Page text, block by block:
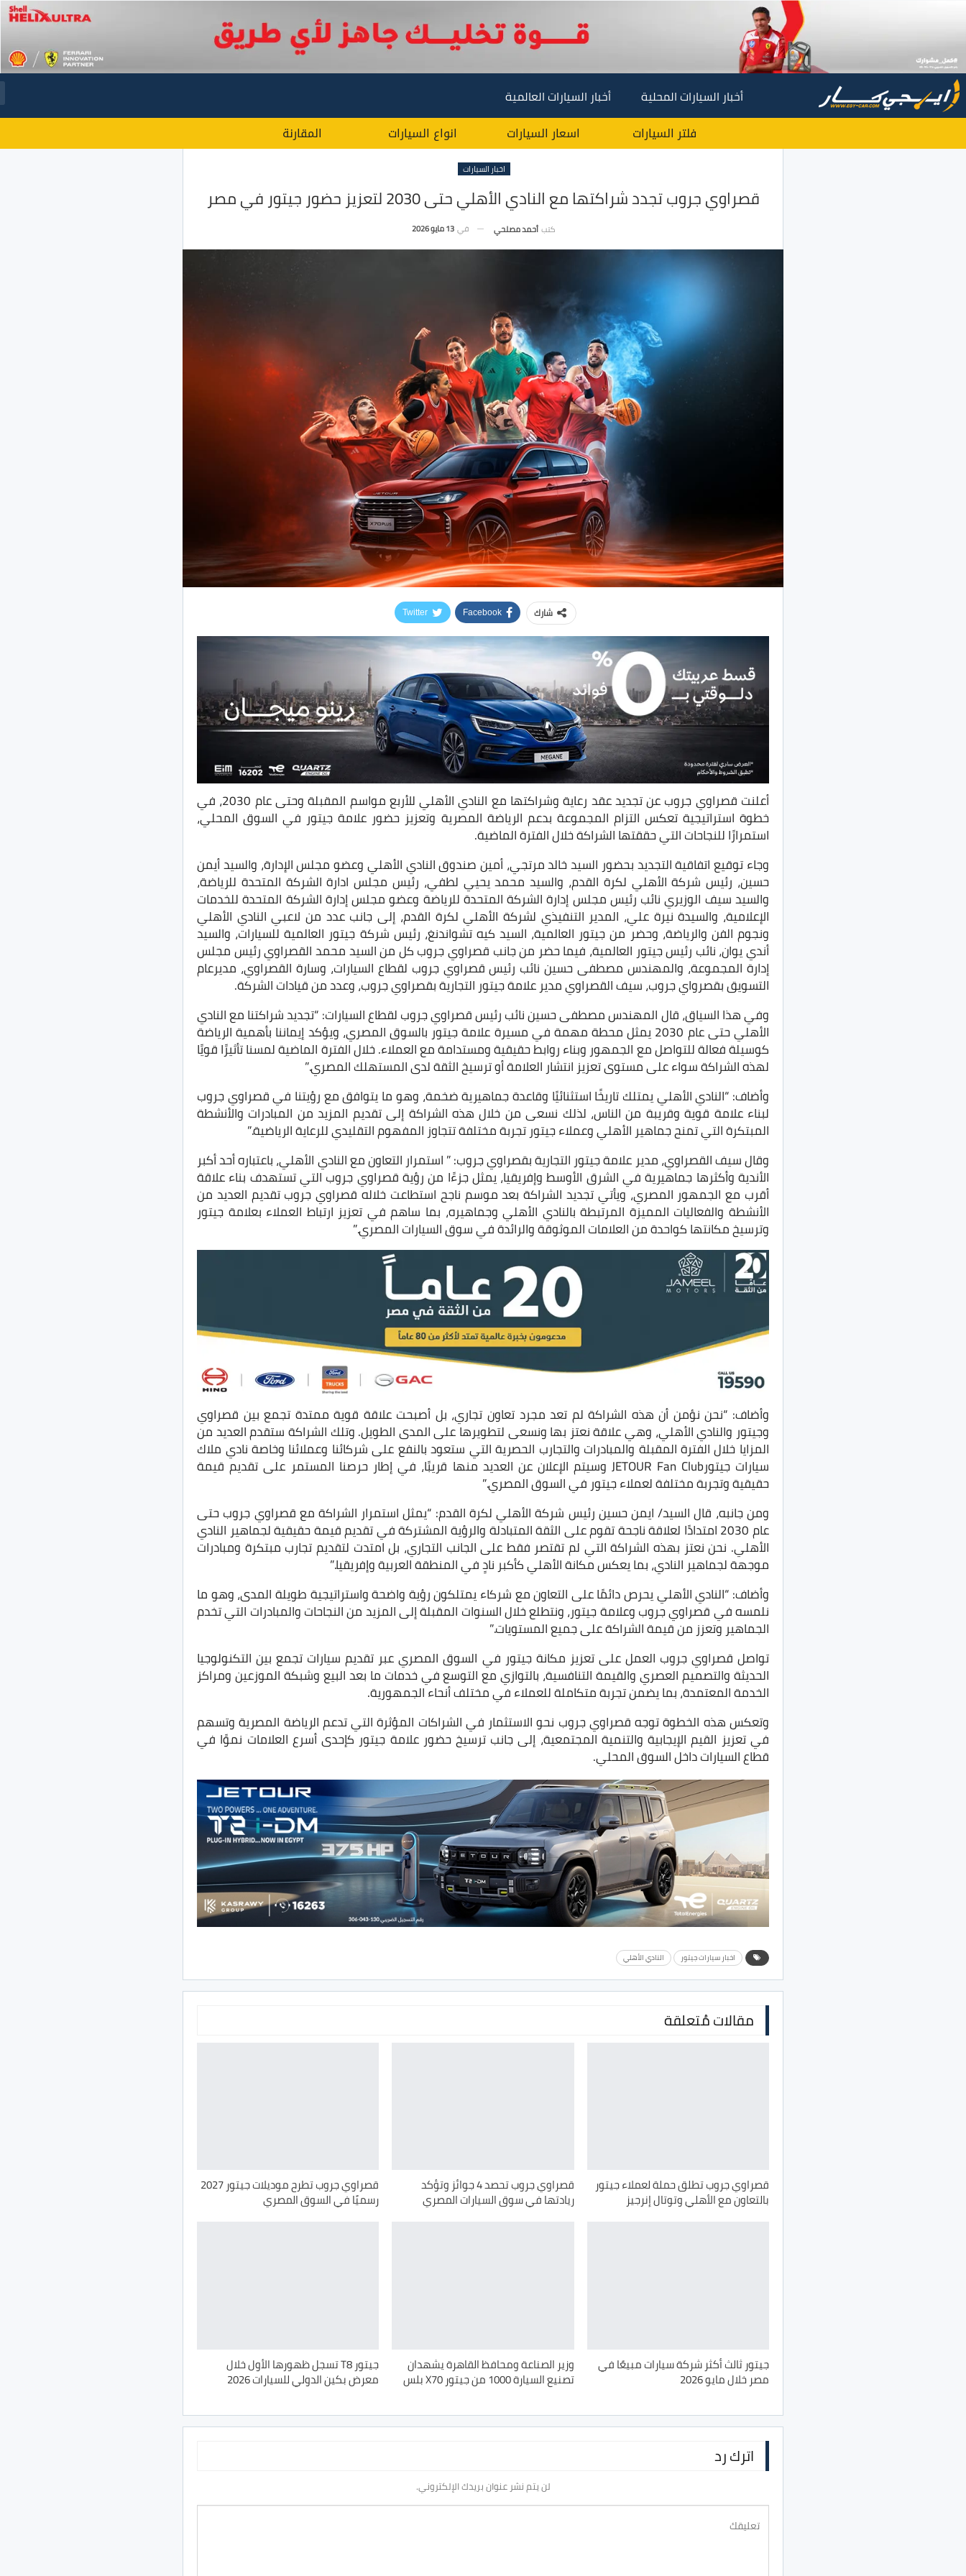
أخبار السيارات المحلية أخبار السيارات العالمية
فلتر السيارات اسعار السيارات انواع السيارات المقارنة
اخبار السيارات
قصراوي جروب تجدد شراكتها مع النادي الأهلي حتى 2030 لتعزيز حضور جيتور في مصر
كتب أحمد مصلحي في 13 مايو 2026
شارك Facebook
Twitter
أعلنت قصراوي جروب عن تجديد عقد رعاية وشراكتها مع النادي الأهلي للأربع مواسم المقبلة وحتى عام 2030، في
خطوة استراتيجية تعكس التزام المجموعة بدعم الرياضة المصرية وتعزيز حضور علامة جيتور في السوق المحلي،
استمرارًا للنجاحات التي حققتها الشراكة خلال الفترة الماضية.
وجاء توقيع اتفاقية التجديد بحضور السيد خالد مرتجي، أمين صندوق النادي الأهلي وعضو مجلس الإدارة، والسيد أيمن
حسين، رئيس شركة الأهلي لكرة القدم، والسيد محمد يحيي لطفي، رئيس مجلس ادارة الشركة المتحدة للرياضة،
والسيد سيف الوزيري نائب رئيس مجلس إدارة الشركة المتحدة للرياضة وعضو مجلس إدارة الشركة المتحدة للخدمات
الإعلامية، والسيدة نيرة علي، المدير التنفيذي لشركة الأهلي لكرة القدم، إلى جانب عدد من لاعبي النادي الأهلي
ونجوم الفن والرياضة، وحضر من جيتور العالمية، السيد كيه تشواندنغ، رئيس شركة جيتور العالمية للسيارات، والسيد
أندي يوان، نائب رئيس جيتور العالمية، فيما حضر من جانب قصراوي جروب كل من السيد محمد القصراوي رئيس مجلس
إدارة المجموعة، والمهندس مصطفى حسين نائب رئيس قصراوي جروب لقطاع السيارات، وسارة القصراوي، مديرعام
التسويق بقصرواي جروب، سيف القصراوي مدير علامة جيتور التجارية بقصراوي جروب، وعدد من قيادات الشركة.
وفي هذا السياق، قال المهندس مصطفى حسين نائب رئيس قصراوي جروب لقطاع السيارات: “تجديد شراكتنا مع النادي
الأهلي حتى عام 2030 يمثل محطة مهمة في مسيرة علامة جيتور بالسوق المصري، ويؤكد إيماننا بأهمية الرياضة
كوسيلة فعالة للتواصل مع الجمهور وبناء روابط حقيقية ومستدامة مع العملاء. خلال الفترة الماضية لمسنا تأثيرًا قويًا
لهذه الشراكة سواء على مستوى تعزيز انتشار العلامة أو ترسيخ الثقة لدى المستهلك المصري.”
وأضاف: “النادي الأهلي يمتلك تاريخًا استثنائيًا وقاعدة جماهيرية ضخمة، وهو ما يتوافق مع رؤيتنا في قصراوي جروب
لبناء علامة قوية وقريبة من الناس، لذلك نسعى من خلال هذه الشراكة إلى تقديم المزيد من المبادرات والأنشطة
المبتكرة التي تمنح جماهير الأهلي وعملاء جيتور تجربة مختلفة تتجاوز المفهوم التقليدي للرعاية الرياضية.”
وقال سيف القصراوي، مدير علامة جيتور التجارية بقصراوي جروب: ” استمرار التعاون مع النادي الأهلي، باعتباره أحد أكبر
الأندية وأكثرها جماهيرية في الشرق الأوسط وإفريقيا، يمثل جزءًا من رؤية قصراوي جروب التي تستهدف بناء علاقة
أقرب مع الجمهور المصري، ويأتي تجديد الشراكة بعد موسم ناجح استطاعت خلاله قصراوي جروب تقديم العديد من
الأنشطة والفعاليات المميزة المرتبطة بالنادي الأهلي وجماهيره، بما ساهم في تعزيز ارتباط العملاء بعلامة جيتور
وترسيخ مكانتها كواحدة من العلامات الموثوقة والرائدة في سوق السيارات المصري.”
وأضاف: “نحن نؤمن أن هذه الشراكة لم تعد مجرد تعاون تجاري، بل أصبحت علاقة قوية ممتدة تجمع بين قصراوي
وجيتور والنادي الأهلي، وهي علاقة نعتز بها ونسعى لتطويرها على المدى الطويل. وتلك الشراكة ستقدم العديد من
المزايا خلال الفترة المقبلة والمبادرات والتجارب الحصرية التي ستعود بالنفع على شركائنا وعملائنا وخاصة نادي ملاك
سيارات جيتورJETOUR Fan Club وسيتم الإعلان عن العديد منها قريبًا، في إطار حرصنا المستمر على تقديم قيمة
حقيقية وتجربة مختلفة لعملاء جيتور في السوق المصري.”
ومن جانبه، قال السيد/ ايمن حسين رئيس شركة الأهلي لكرة القدم: “يمثل استمرار الشراكة مع قصراوي جروب حتى
عام 2030 امتدادًا لعلاقة ناجحة تقوم على الثقة المتبادلة والرؤية المشتركة في تقديم قيمة حقيقية لجماهير النادي
الأهلي. نحن نعتز بهذه الشراكة التي لم تقتصر فقط على الجانب التجاري، بل امتدت لتقديم تجارب مبتكرة ومبادرات
موجهة لجماهير النادي، بما يعكس مكانة الأهلي كأكبر نادٍ في المنطقة العربية وإفريقيا.”
وأضاف: “النادي الأهلي يحرص دائمًا على التعاون مع شركاء يمتلكون رؤية واضحة واستراتيجية طويلة المدى، وهو ما
نلمسه في قصراوي جروب وعلامة جيتور، ونتطلع خلال السنوات المقبلة إلى المزيد من النجاحات والمبادرات التي تخدم
الجماهير وتعزز من قيمة الشراكة على جميع المستويات.”
تواصل قصراوي جروب العمل على تعزيز مكانة جيتور في السوق المصري عبر تقديم سيارات تجمع بين التكنولوجيا
الحديثة والتصميم العصري والقيمة التنافسية، بالتوازي مع التوسع في خدمات ما بعد البيع وشبكة الموزعين ومراكز
الخدمة المعتمدة، بما يضمن تجربة متكاملة للعملاء في مختلف أنحاء الجمهورية.
وتعكس هذه الخطوة توجه قصراوي جروب نحو الاستثمار في الشراكات المؤثرة التي تدعم الرياضة المصرية وتسهم
في تعزيز القيم الإيجابية والتنمية المجتمعية، إلى جانب ترسيخ حضور علامة جيتور كإحدى أسرع العلامات نموًا في
قطاع السيارات داخل السوق المحلي.
اخبار سيارات جيتور النادي الأهلي
مقالات مُتعلقة
قصراوي جروب تطلق حملة لعملاء جيتور
بالتعاون مع الأهلي وتوتال إنرجيز
قصراوي جروب تحصد 4 جوائز وتؤكد
ريادتها في سوق السيارات المصري
قصراوي جروب تطرح موديلات جيتور 2027
رسميًا في السوق المصري
جيتور ثالث أكثر شركة سيارات مبيعًا في
مصر خلال مايو 2026
وزير الصناعة ومحافظ القاهرة يشهدان
تصنيع السيارة 1000 من جيتور X70 بلس
جيتور T8 تسجل ظهورها الأول خلال
معرض بكين الدولي للسيارات 2026
اترك رد
لن يتم نشر عنوان بريدك الإلكتروني.